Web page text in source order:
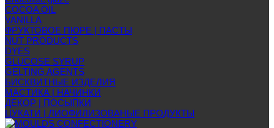
COCOA OIL
VANILLA
ФРУКТОВОЕ ПЮРЕ | ПАСТЫ
NUT PRODUCTS
DYES
GLUCOSE SYRUP
GELTING AGENTS
БИСКВИТНЫЕ ИЗДЕЛИЯ
МАСТИКА | НАЧИНКИ
ДЕКОР | ПОСЫПКИ
ЦУКАТИ | ЛИОФИЛИЗОВАНЫЕ ПРОДУКТЫ